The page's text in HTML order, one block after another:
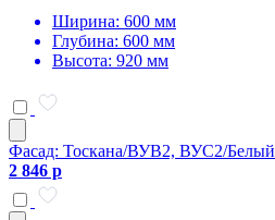
Ширина: 600 мм
Глубина: 600 мм
Высота: 920 мм
Фасад: Тоскана/ВУВ2, ВУС2/Белый
2 846 р